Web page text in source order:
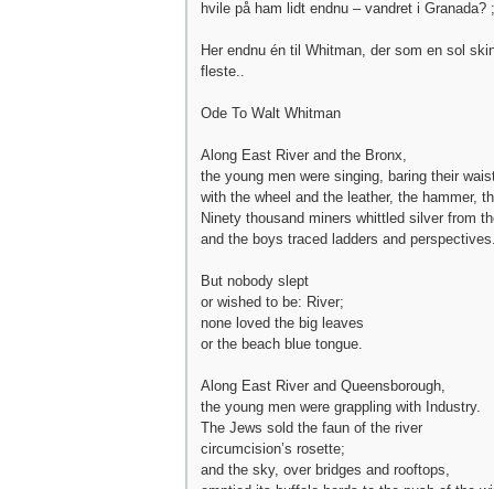
hvile på ham lidt endnu – vandret i Granada?
Her endnu én til Whitman, der som en sol
fleste..
Ode To Walt Whitman
Along East River and the Bronx,
the young men were singing, baring their
with the wheel and the leather, the hammer,
Ninety thousand miners whittled silver from
and the boys traced ladders and
But nobody slept
or wished to be: River;
none loved the big leaves
or the beach blue tongue.
Along East River and Queensborough,
the young men were grappling with Industry.
The Jews sold the faun of the river
circumcision’s rosette;
and the sky, over bridges and rooftops,